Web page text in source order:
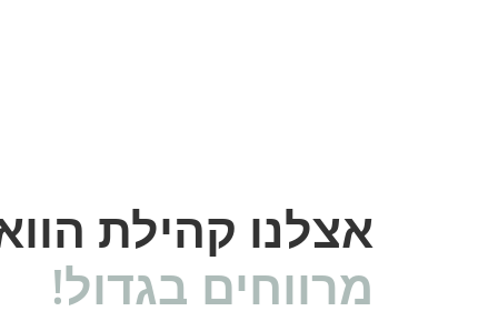
אצלנו קהילת
מרווחים בגדול!